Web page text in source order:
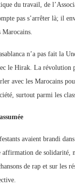
du travail, de
pas s’arrêter là; il
Marocains.
n’a pas fait la
le Hirak. La
avec les Marocains
surtout parmi les
avaient brandi
de solidarité,
de rap et sur les